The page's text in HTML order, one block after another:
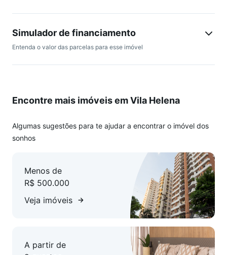
Simulador de financiamento
Entenda o valor das parcelas para esse imóvel
Encontre mais imóveis em Vila Helena
Algumas sugestões para te ajudar a encontrar o imóvel dos
sonhos
Menos de
R$ 500.000
Veja imóveis
A partir de